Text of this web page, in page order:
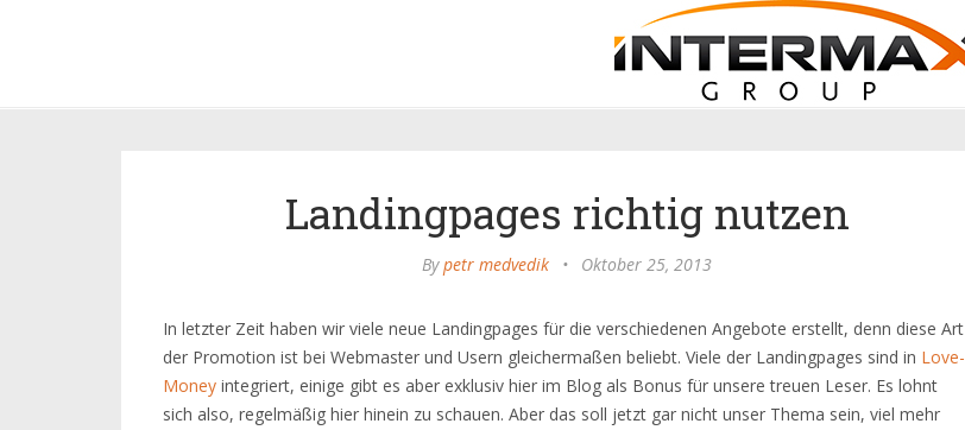
Landingpages richtig nutzen
Bypetr medvedik • Oktober 25, 2013
In letzter Zeit haben wir viele neue Landingpages für die verschiedenen Angebote erstellt, denn diese Art
der Promotion ist bei Webmaster und Usern gleichermaßen beliebt. Viele der Landingpages sind in Love-
Money integriert, einige gibt es aber exklusiv hier im Blog als Bonus für unsere treuen Leser. Es lohnt
sich also, regelmäßig hier hinein zu schauen. Aber das soll jetzt gar nicht unser Thema sein, viel mehr